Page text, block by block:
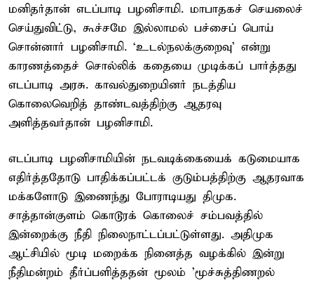
மனிதர்தான் எடப்பாடி பழனிசாமி. மாபாதகச் செயலைச்
செய்துவிட்டு, கூச்சமே இல்லாமல் பச்சைப் பொய்
சொன்னார் பழனிசாமி. ‘உடல்நலக்குறைவு’ என்று
காரணத்தைச் சொல்லிக் கதையை முடிக்கப் பார்த்தது
எடப்பாடி அரசு. காவல்துறையினர் நடத்திய
கொலைவெறித் தாண்டவத்திற்கு ஆதரவு
அளித்தவர்தான் பழனிசாமி.
எடப்பாடி பழனிசாமியின் நடவடிக்கையைக் கடுமையாக
எதிர்த்ததோடு பாதிக்கப்பட்டக் குடும்பத்திற்கு ஆதரவாக
மக்களோடு இணைந்து போராடியது திமுக.
சாத்தான்குளம் கொடூரக் கொலைச் சம்பவத்தில்
இன்றைக்கு நீதி நிலைநாட்டப்பட்டுள்ளது. அதிமுக
ஆட்சியில் மூடி மறைக்க நினைத்த வழக்கில் இன்று
நீதிமன்றம் தீர்ப்பளித்ததன் மூலம் ’மூச்சுத்திணறல் –